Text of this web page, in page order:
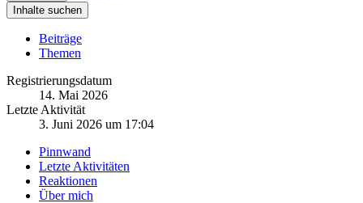
Inhalte suchen
Beiträge
Themen
Registrierungsdatum
14. Mai 2026
Letzte Aktivität
3. Juni 2026 um 17:04
Pinnwand
Letzte Aktivitäten
Reaktionen
Über mich